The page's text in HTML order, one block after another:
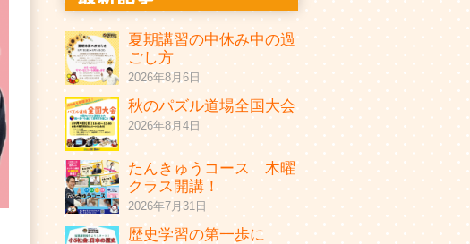
夏期講習の中休み中の過
ごし方
2026年8月6日
秋のパズル道場全国大会
2026年8月4日
たんきゅうコース 木曜
クラス開講！
2026年7月31日
歴史学習の第一歩に